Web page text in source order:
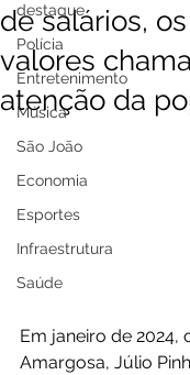
destaque
Polícia
Entretenimento
Música
São João
Economia
Esportes
Infraestrutura
Saúde
de salários,
valores
atenção da
Em janeiro de 2024,
Amargosa, Júlio